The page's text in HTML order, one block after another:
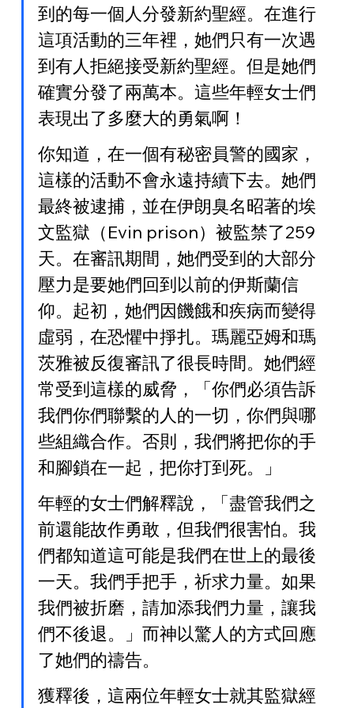
到的每一個人分發新約聖經。在進行
這項活動的三年裡，她們只有一次遇
到有人拒絕接受新約聖經。但是她們
確實分發了兩萬本。這些年輕女士們
表現出了多麼大的勇氣啊！
你知道，在一個有秘密員警的國家，
這樣的活動不會永遠持續下去。她們
最終被逮捕，並在伊朗臭名昭著的埃
文監獄（Evin prison）被監禁了259
天。在審訊期間，她們受到的大部分
壓力是要她們回到以前的伊斯蘭信
仰。起初，她們因饑餓和疾病而變得
虛弱，在恐懼中掙扎。瑪麗亞姆和瑪
茨雅被反復審訊了很長時間。她們經
常受到這樣的威脅，「你們必須告訴
我們你們聯繫的人的一切，你們與哪
些組織合作。否則，我們將把你的手
和腳鎖在一起，把你打到死。」
年輕的女士們解釋說，「盡管我們之
前還能故作勇敢，但我們很害怕。我
們都知道這可能是我們在世上的最後
一天。我們手把手，祈求力量。如果
我們被折磨，請加添我們力量，讓我
們不後退。」而神以驚人的方式回應
了她們的禱告。
獲釋後，這兩位年輕女士就其監獄經